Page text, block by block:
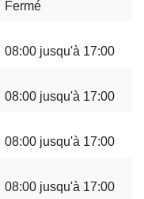
Fermé
08:00 jusqu'à 17:00
08:00 jusqu'à 17:00
08:00 jusqu'à 17:00
08:00 jusqu'à 17:00